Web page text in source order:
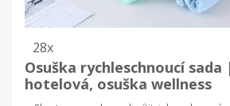
28x
Osuška rychleschnoucí sada
hotelová, osuška wellness